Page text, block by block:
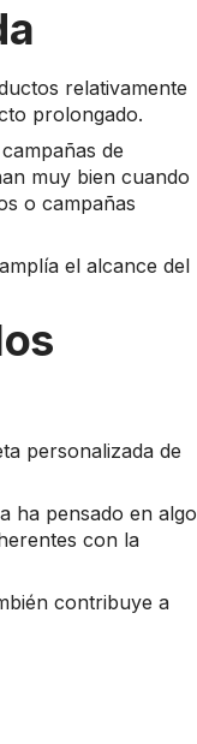
relativamente
prolongado.
de
muy bien cuando
o campañas
el alcance del
personalizada de
ha pensado en algo
con la
contribuye a